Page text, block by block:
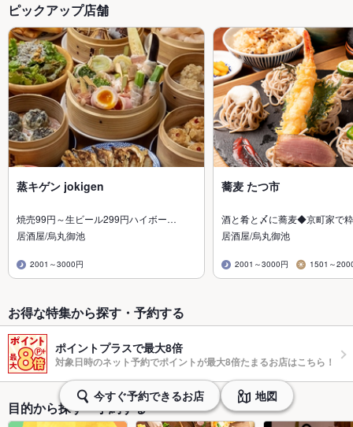
ピックアップ店舗
蒸キゲン jokigen
焼売99円～生ビール299円ハイボー…
居酒屋/烏丸御池
2001～3000円
蕎麦 たつ市
酒と肴と〆に蕎麦◆京町家で
居酒屋/烏丸御池
2001～3000円 1501～
お得な特集から探す・予約する
ポイントプラスで最大8倍
対象日時のネット予約でポイントが最大8倍たまるお店はこちら！
目的から探す・予約する
今すぐ予約できるお店 地図